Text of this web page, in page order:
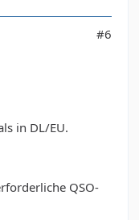
#6
in DL/EU.
QSO-